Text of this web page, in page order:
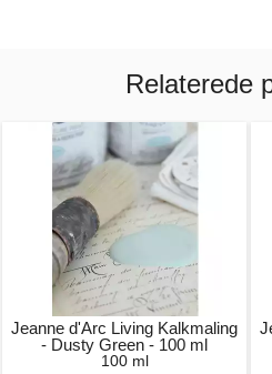
Relaterede
Jeanne d'Arc Living Kalkmaling
- Dusty Green - 100 ml
100 ml